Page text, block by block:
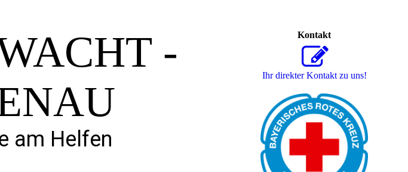
-
am Helfen
Kontakt
Ihr direkter Kontakt zu uns!